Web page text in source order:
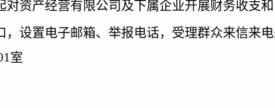
对资产经营有限公司及下属企业开展财务收支和
设置电子邮箱、举报电话，受理群众来信来电
室